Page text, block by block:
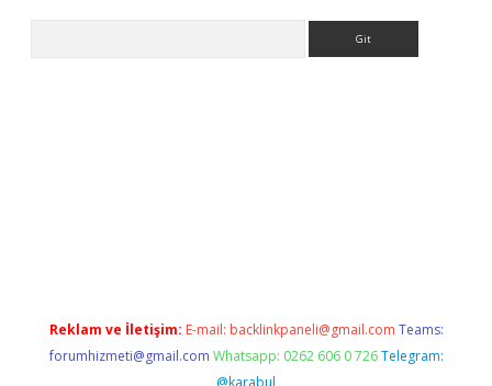
Reklam ve İletişim: E-mail: backlinkpaneli@gmail.com Teams:
forumhizmeti@gmail.com Whatsapp: 0262 606 0 726 Telegram:
@karabul